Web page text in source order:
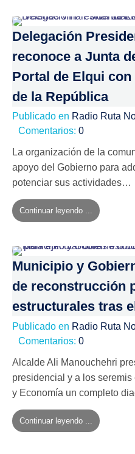
Delegación
reconoce a Junta
Portal de Elqui
de la República
Publicado en Radio Ruta
Comentarios: 0
La organización de la
apoyo del Gobierno para
potenciar sus actividades…
Continuar leyendo ...
Municipio y
de reconstrucción
estructurales tras
Publicado en Radio Ruta
Comentarios: 0
Alcalde Ali Manouchehri
presidencial y a los
y Economía un completo
Continuar leyendo ...